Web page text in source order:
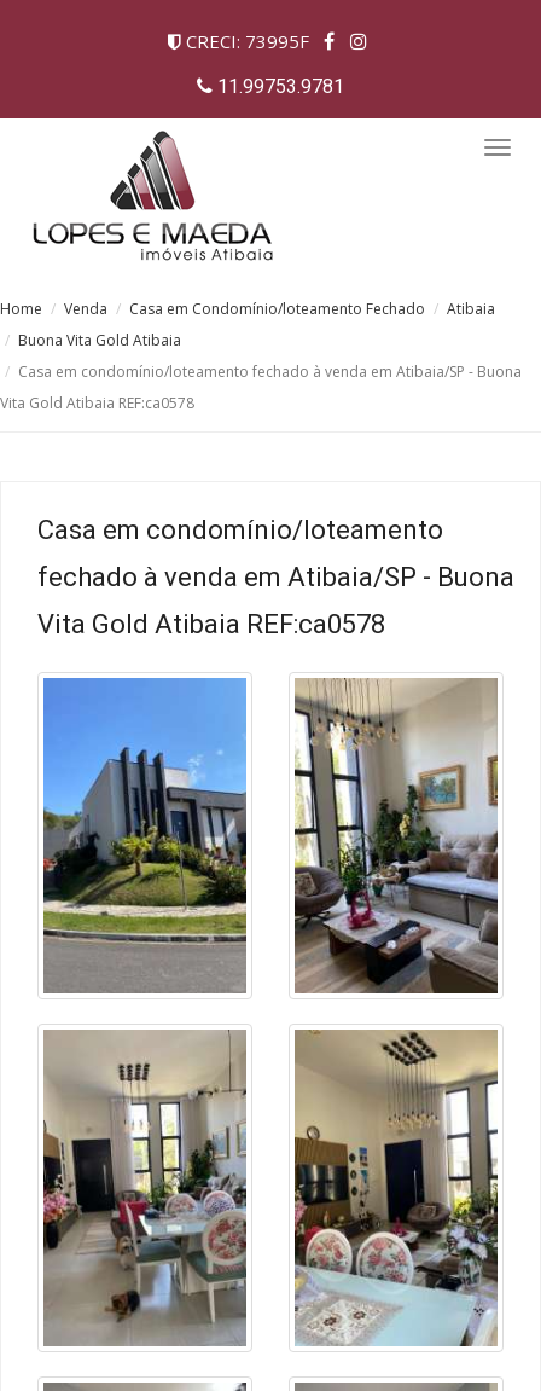
CRECI: 73995F
11.99753.9781
Home Venda Casa em Condomínio/loteamento Fechado
Atibaia
Buona Vita Gold Atibaia
Casa em condomínio/loteamento fechado à venda em Atibaia/SP - Buona
Vita Gold Atibaia REF:ca0578
Casa em condomínio/loteamento
fechado à venda em Atibaia/SP - Buona
Vita Gold Atibaia REF:ca0578